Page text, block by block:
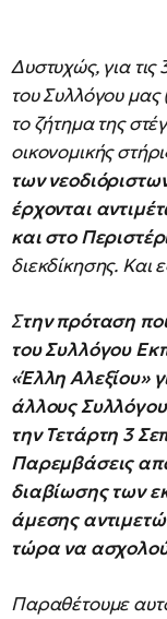
Δυστυχώς, για τις
του Συλλόγου
το ζήτημα της
οικονομικής
των
έρχονται
και στο
διεκδίκησης. Και
Στην πρόταση
του Συλλόγου
«Έλλη Αλεξίου»
άλλους
την Τετάρτη 3
Παρεμβάσεις
διαβίωσης των
άμεσης
τώρα να
Παραθέτουμε